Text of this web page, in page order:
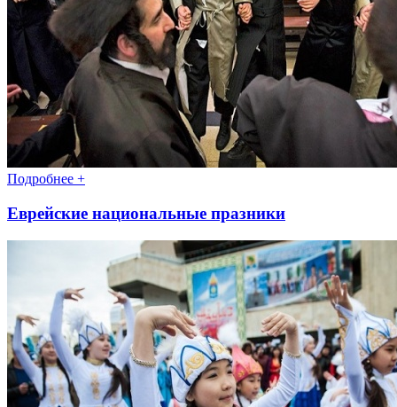
Подробнее +
Еврейские национальные празники